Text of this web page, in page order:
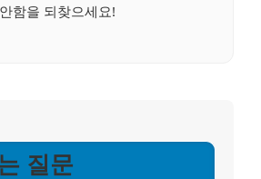
안함을 되찾으세요!
질문